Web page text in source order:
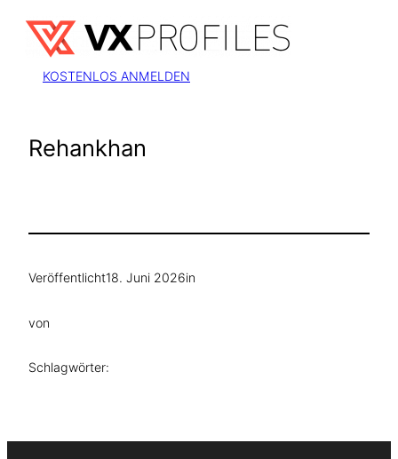
Inhalt
springen
KOSTENLOS ANMELDEN
Rehankhan
Veröffentlicht18. Juni 2026in
von
Schlagwörter: